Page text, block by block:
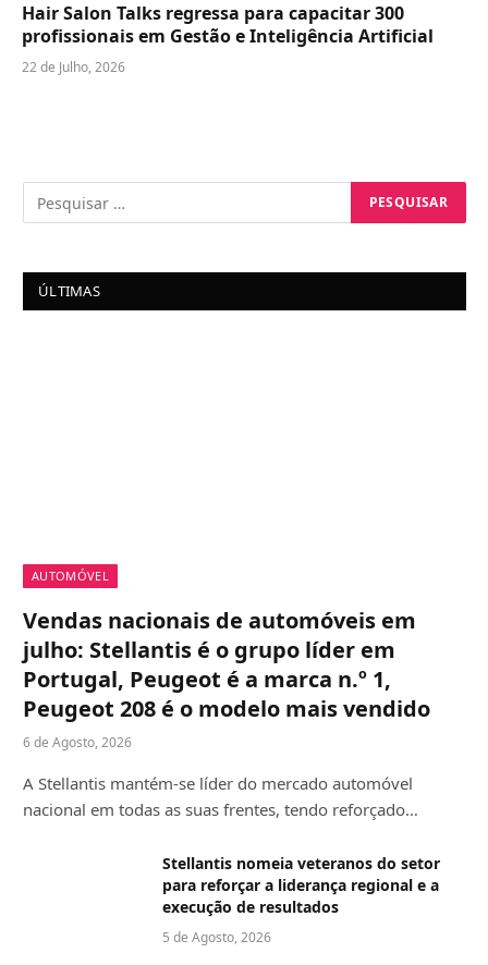
Hair Salon Talks regressa para capacitar 300
profissionais em Gestão e Inteligência Artificial
22 de Julho, 2026
ÚLTIMAS
AUTOMÓVEL
Vendas nacionais de automóveis em
julho: Stellantis é o grupo líder em
Portugal, Peugeot é a marca n.º 1,
Peugeot 208 é o modelo mais vendido
6 de Agosto, 2026
A Stellantis mantém-se líder do mercado automóvel
nacional em todas as suas frentes, tendo reforçado…
Stellantis nomeia veteranos do setor
para reforçar a liderança regional e a
execução de resultados
5 de Agosto, 2026